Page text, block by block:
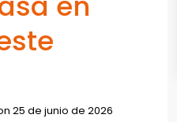
25 de junio de 2026